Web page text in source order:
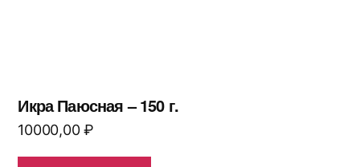
Икра Паюсная – 150 г.
10000,00₽